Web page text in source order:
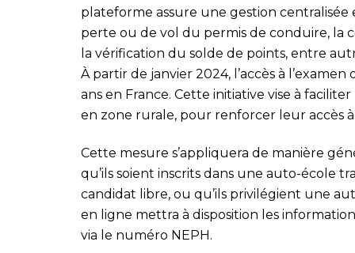
plateforme assure une gestion
perte ou de vol du permis de conduire, la
la vérification du solde de points, entre
À partir de janvier 2024, l’accès à
ans en France. Cette initiative vise à
en zone rurale, pour renforcer leur accès à
Cette mesure s’appliquera de manière
qu’ils soient inscrits dans une auto-école
candidat libre, ou qu’ils privilégient une
en ligne mettra à disposition les
via le numéro NEPH.